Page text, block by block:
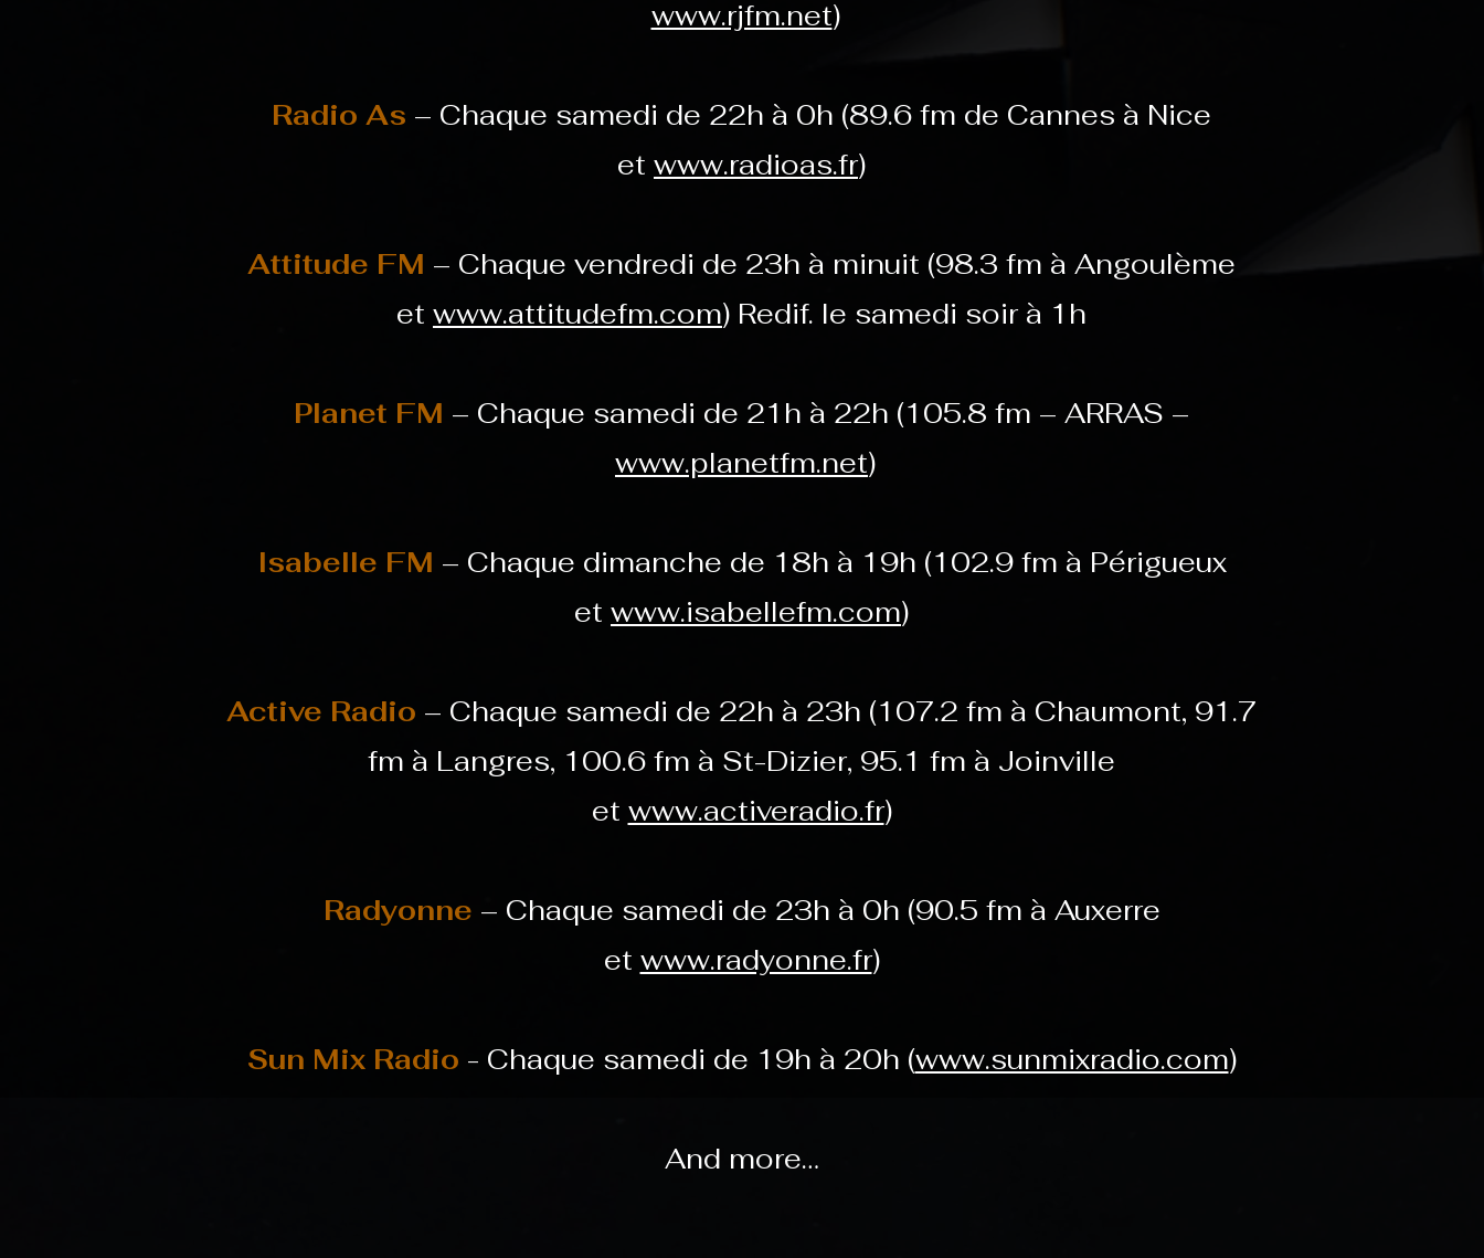
www.rjfm.net)
Radio As – Chaque samedi de 22h à 0h (89.6 fm de Cannes à Nice
et www.radioas.fr)
Attitude FM – Chaque vendredi de 23h à minuit (98.3 fm à Angoulème
et www.attitudefm.com) Redif. le samedi soir à 1h
Planet FM – Chaque samedi de 21h à 22h (105.8 fm – ARRAS –
www.planetfm.net)
Isabelle FM – Chaque dimanche de 18h à 19h (102.9 fm à Périgueux
et www.isabellefm.com)
Active Radio – Chaque samedi de 22h à 23h (107.2 fm à Chaumont, 91.7
fm à Langres, 100.6 fm à St-Dizier, 95.1 fm à Joinville
et www.activeradio.fr)
Radyonne – Chaque samedi de 23h à 0h (90.5 fm à Auxerre
et www.radyonne.fr)
Sun Mix Radio - Chaque samedi de 19h à 20h (www.sunmixradio.com)
And more…